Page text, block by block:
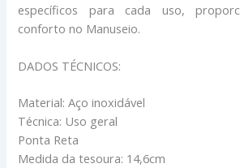
específicos para cada uso,
conforto no Manuseio.
DADOS TÉCNICOS:
Material: Aço inoxidável
Técnica: Uso geral
Ponta Reta
Medida da tesoura: 14,6cm